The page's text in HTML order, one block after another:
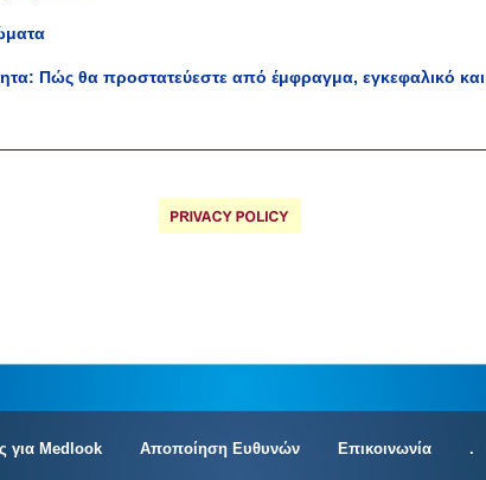
Πώς θα προστατεύεστε από έμφραγμα, εγκεφαλικό και
για Medlook Αποποίηση Ευθυνών Επικοινωνία .